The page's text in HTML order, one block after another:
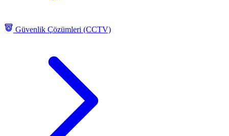
Güvenlik Çözümleri (CCTV)